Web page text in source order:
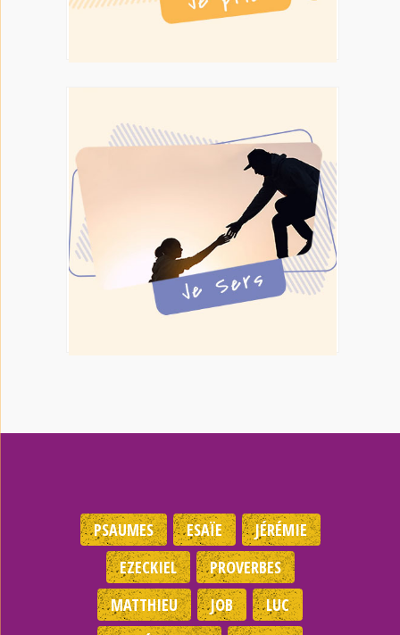
PSAUMES ESAÏE
JÉRÉMIE
EZECKIEL
PROVERBES
MATTHIEU
JOB
LUC